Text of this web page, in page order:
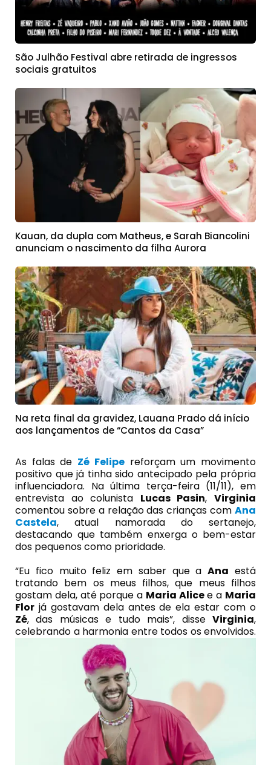
São Julhão Festival abre retirada de ingressos
sociais gratuitos
Kauan, da dupla com Matheus, e Sarah Biancolini
anunciam o nascimento da filha Aurora
Na reta final da gravidez, Lauana Prado dá início
aos lançamentos de “Cantos da Casa”
As falas de Zé Felipereforçam um movimento
positivo que já tinha sido antecipado pela própria
influenciadora. Na última terça-feira (11/11), em
entrevista ao colunista Lucas Pasin,Virginia
comentou sobre a relação das crianças com Ana
Castela, atual namorada do sertanejo,
destacando que também enxerga o bem-estar
dos pequenos como prioridade.
“Eu fico muito feliz em saber que aAna está
tratando bem os meus filhos, que meus filhos
gostam dela, até porque a Maria Alicee a Maria
Flor já gostavam dela antes de ela estar com o
Zé, das músicas e tudo mais”, disse Virginia,
celebrando a harmonia entre todos os envolvidos.